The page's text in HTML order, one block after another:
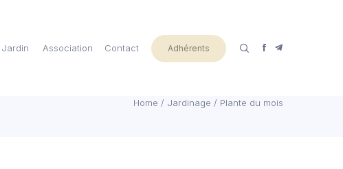
Jardin Association Adhérents
Contact
Home / Jardinage / Plante du mois